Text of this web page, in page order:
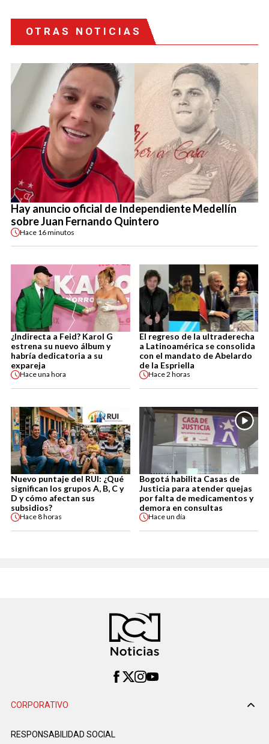
OTRAS NOTICIAS
Hay anuncio oficial de Independiente Medellín
sobre Juan Fernando Quintero
Hace 16 minutos
¿Indirecta a Feid? Karol G
estrena su nuevo álbum y
habría dedicatoria a su
expareja
Haceuna hora
El regreso de la ultraderecha
a Latinoamérica se consolida
con el mandato de Abelardo
de la Espriella
Hace2 horas
Nuevo puntaje del RUI: ¿Qué
significan los grupos A, B, C y
D y cómo afectan sus
subsidios?
Hace8 horas
Bogotá habilita Casas de
Justicia para atender quejas
por falta de medicamentos y
demora en consultas
Haceun día
CORPORATIVO
RESPONSABILIDAD SOCIAL